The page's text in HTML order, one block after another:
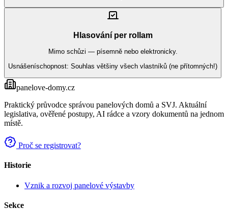
Hlasování per rollam
Mimo schůzi — písemně nebo elektronicky.
Usnášeníschopnost: Souhlas většiny všech vlastníků (ne přítomných!)
panelove-domy.cz
Praktický průvodce správou panelových domů a SVJ. Aktuální
legislativa, ověřené postupy, AI rádce a vzory dokumentů na jednom
místě.
Proč se registrovat?
Historie
Vznik a rozvoj panelové výstavby
Sekce